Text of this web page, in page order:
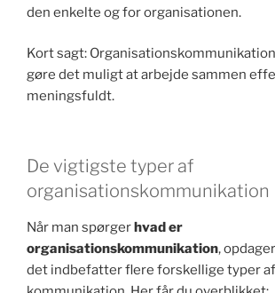
den enkelte og for organisationen.
Kort sagt:
gøre det muligt at arbejde sammen
meningsfuldt.
De vigtigste typer af
organisationskommunikation
Når man spørgerhvad er
organisationskommunikation,
det indbefatter flere forskellige typer af